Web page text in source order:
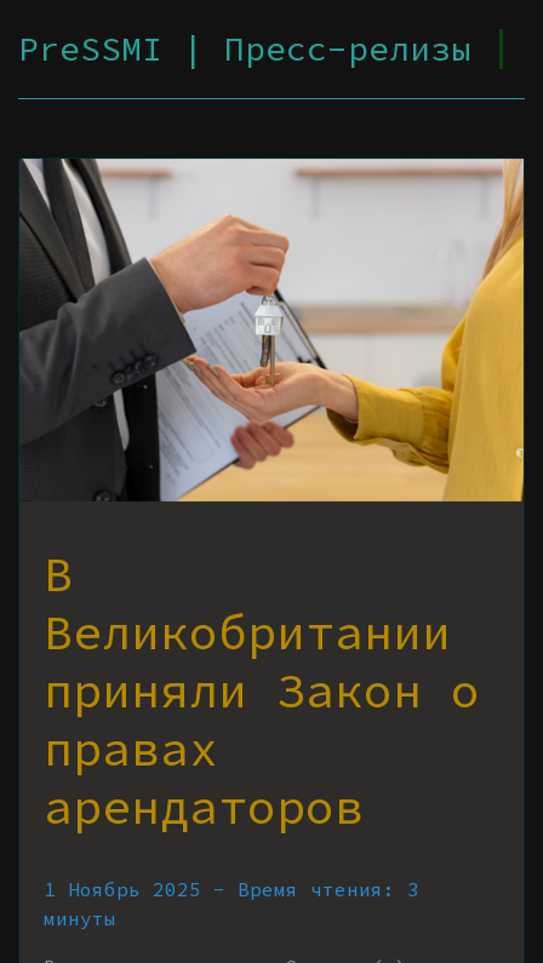
PreSSMI | Пресс-релизы
В
Великобритании
приняли Закон о
правах
арендаторов
1 Ноябрь 2025 - Время чтения: 3
минуты